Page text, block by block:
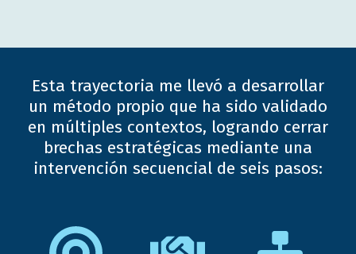
Esta trayectoria me llevó a desarrollar
un método propio que ha sido validado
en múltiples contextos, logrando cerrar
brechas estratégicas mediante una
intervención secuencial de seis pasos: